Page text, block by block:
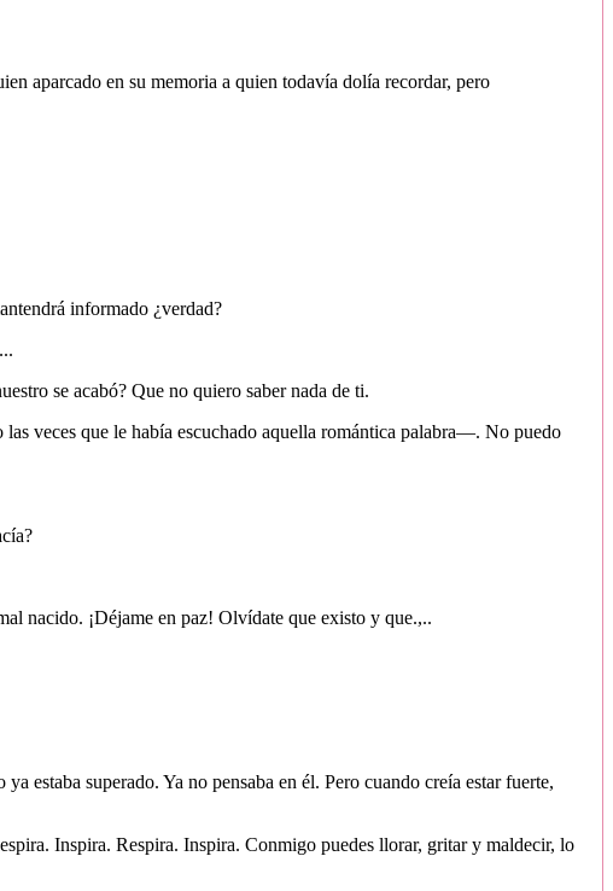
aparcado en su memoria a quien todavía dolía recordar, pero
informado ¿verdad?
se acabó? Que no quiero saber nada de ti.
veces que le había escuchado aquella romántica palabra—. No puedo
nacido. ¡Déjame en paz! Olvídate que existo y que.,..
estaba superado. Ya no pensaba en él. Pero cuando creía estar fuerte,
Inspira. Respira. Inspira. Conmigo puedes llorar, gritar y maldecir, lo